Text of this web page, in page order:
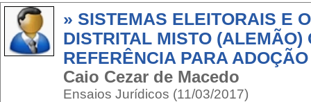
» SISTEMAS ELEITORAIS E
DISTRITAL MISTO (ALEMÃO)
REFERÊNCIA PARA
Caio Cezar de Macedo
Ensaios Jurídicos (11/03/2017)